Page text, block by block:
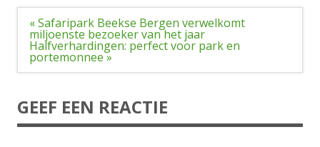
Bericht
navigatie
« Safaripark Beekse Bergen verwelkomt
miljoenste bezoeker van het jaar
Halfverhardingen: perfect voor park en
portemonnee »
GEEF EEN REACTIE